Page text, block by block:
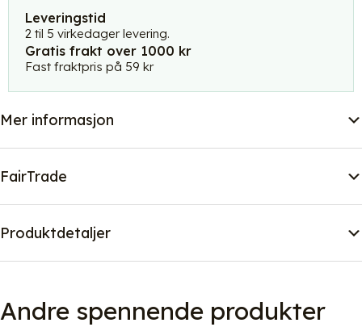
-15x30
cm
antall
Leveringstid
2 til 5 virkedager levering.
Gratis frakt over 1000 kr
Fast fraktpris på 59 kr
Mer informasjon
FairTrade
Produktdetaljer
Andre spennende produkter